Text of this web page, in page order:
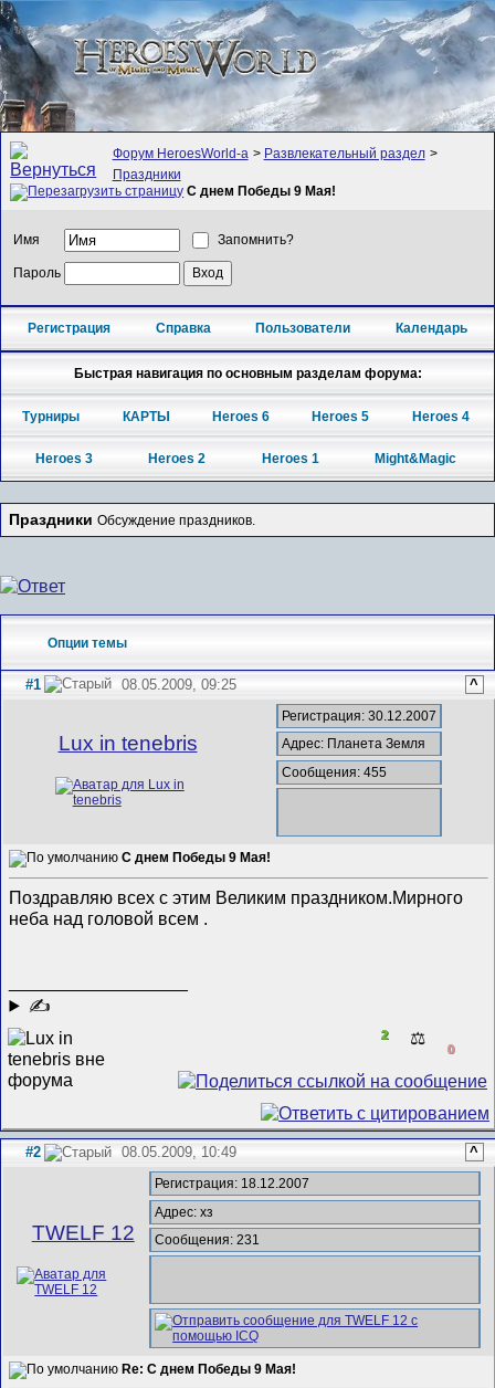
Форум HeroesWorld-а > Развлекательный раздел >
Праздники
С днем Победы 9 Мая!
Имя Запомнить?
Пароль
Регистрация Справка Пользователи Календарь
Быстрая навигация по основным разделам форума:
Турниры КАРТЫ Heroes 6 Heroes 5 Heroes 4
Heroes 3 Heroes 2 Heroes 1 Might&Magic
Праздники Обсуждение праздников.
Опции темы
#1 08.05.2009, 09:25 ^
Lux in tenebris
Регистрация: 30.12.2007
Адрес: Планета Земля
Сообщения: 455
С днем Победы 9 Мая!
Поздравляю всех с этим Великим праздником.Мирного
неба над головой всем .
✍
2 ⚖️
0
#2 08.05.2009, 10:49 ^
TWELF 12
Регистрация: 18.12.2007
Адрес: хз
Сообщения: 231
Re: С днем Победы 9 Мая!